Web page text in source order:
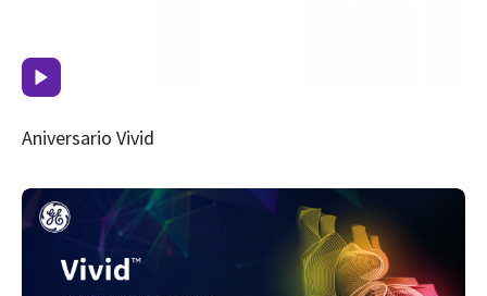
Aniversario Vivid